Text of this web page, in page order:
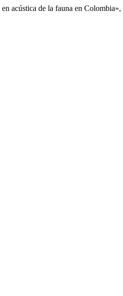
acústica de la fauna en Colombia»,